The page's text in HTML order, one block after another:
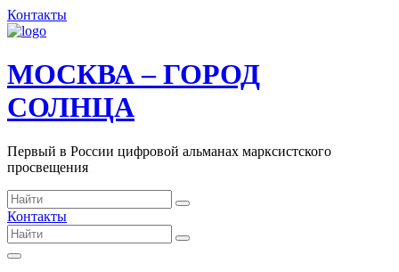
Контакты
МОСКВА – ГОРОД
СОЛНЦА
Первый в России цифровой альманах марксистского
просвещения
Контакты